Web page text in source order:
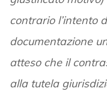
contrario l’intento
documentazione
atteso che il
alla tutela